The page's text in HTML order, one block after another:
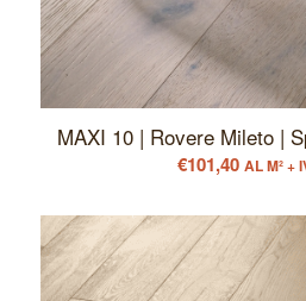
MAXI 10 | Rovere Mileto |
€101,40 AL M² +